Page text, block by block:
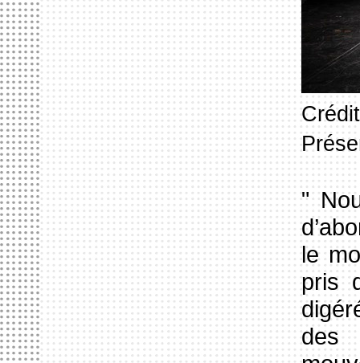
"
le
pris
des